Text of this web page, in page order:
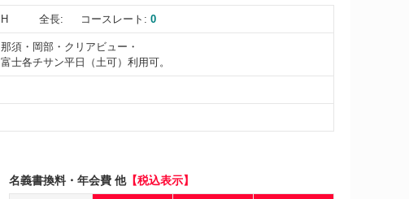
H 全長: コースレート: 0
那須・岡部・クリアビュー・
富士各チサン平日（土可）利用可。
名義書換料・年会費 他【税込表示】